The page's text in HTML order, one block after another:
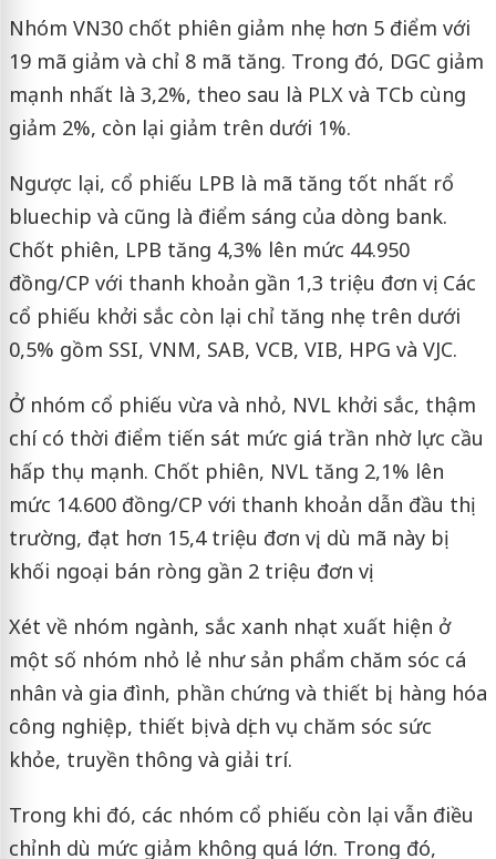
Nhóm VN30 chốt phiên giảm nhẹ hơn 5 điểm với
19 mã giảm và chỉ 8 mã tăng. Trong đó, DGC giảm
mạnh nhất là 3,2%, theo sau là PLX và TCb cùng
giảm 2%, còn lại giảm trên dưới 1%.
Ngược lại, cổ phiếu LPB là mã tăng tốt nhất rổ
bluechip và cũng là điểm sáng của dòng bank.
Chốt phiên, LPB tăng 4,3% lên mức 44.950
đồng/CP với thanh khoản gần 1,3 triệu đơn vị. Các
cổ phiếu khởi sắc còn lại chỉ tăng nhẹ trên dưới
0,5% gồm SSI, VNM, SAB, VCB, VIB, HPG và VJC.
Ở nhóm cổ phiếu vừa và nhỏ, NVL khởi sắc, thậm
chí có thời điểm tiến sát mức giá trần nhờ lực cầu
hấp thụ mạnh. Chốt phiên, NVL tăng 2,1% lên
mức 14.600 đồng/CP với thanh khoản dẫn đầu thị
trường, đạt hơn 15,4 triệu đơn vị, dù mã này bị
khối ngoại bán ròng gần 2 triệu đơn vị.
Xét về nhóm ngành, sắc xanh nhạt xuất hiện ở
một số nhóm nhỏ lẻ như sản phẩm chăm sóc cá
nhân và gia đình, phần chứng và thiết bị, hàng hóa
công nghiệp, thiết bị và dịch vụ chăm sóc sức
khỏe, truyền thông và giải trí.
Trong khi đó, các nhóm cổ phiếu còn lại vẫn điều
chỉnh dù mức giảm không quá lớn. Trong đó,